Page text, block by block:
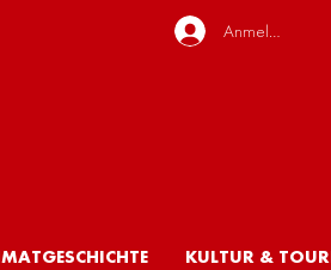
Anmelden
KULTUR &